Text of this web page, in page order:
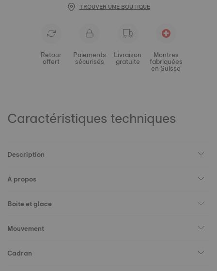
TROUVER UNE BOUTIQUE
Retour
offert
Paiements
sécurisés
Livraison
gratuite
Montres
fabriquées
en Suisse
Caractéristiques techniques
Description
A propos
Boîte et glace
Mouvement
Cadran